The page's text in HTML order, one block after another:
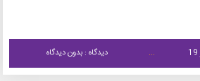
دیدگاه : بدون دیدگاه